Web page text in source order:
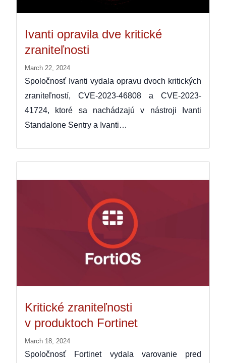
Ivanti opravila dve kritické
zraniteľnosti
March 22, 2024
Spoločnosť Ivanti vydala opravu dvoch kritických
zraniteľností, CVE-2023-46808 a CVE-2023-
41724, ktoré sa nachádzajú v nástroji Ivanti
Standalone Sentry a Ivanti…
Kritické zraniteľnosti
v produktoch Fortinet
March 18, 2024
Spoločnosť Fortinet vydala varovanie pred